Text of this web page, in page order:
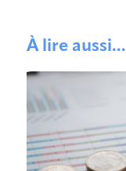
À lire aussi...